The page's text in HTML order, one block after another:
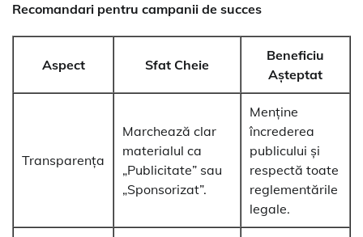
Recomandari pentru campanii de succes
Aspect Sfat Cheie
Beneficiu
Așteptat
Transparența
Marchează clar
materialul ca
„Publicitate” sau
„Sponsorizat”.
Menține
încrederea
publicului și
respectă toate
reglementările
legale.